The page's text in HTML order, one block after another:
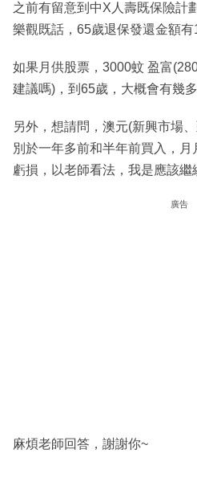
之前有留意到中X人壽既保險計
樂觀既話，65歲退保發還金額
如果月供股票，3000蚊 盈富
建議嗎)，到65歲，大概會有幾
另外，想請問，澳元(新興市場
別於一年多前和半年前買入，
虧損，以老師看法，我是應該繼
廣告
麻煩老師回答，謝謝你~